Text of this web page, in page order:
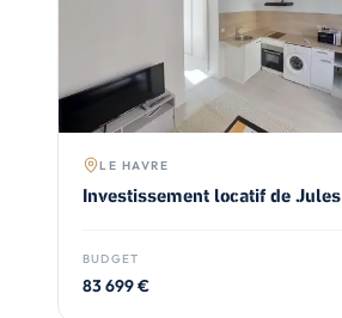
LE HAVRE
Investissement locatif de Jules
BUDGET
83 699€